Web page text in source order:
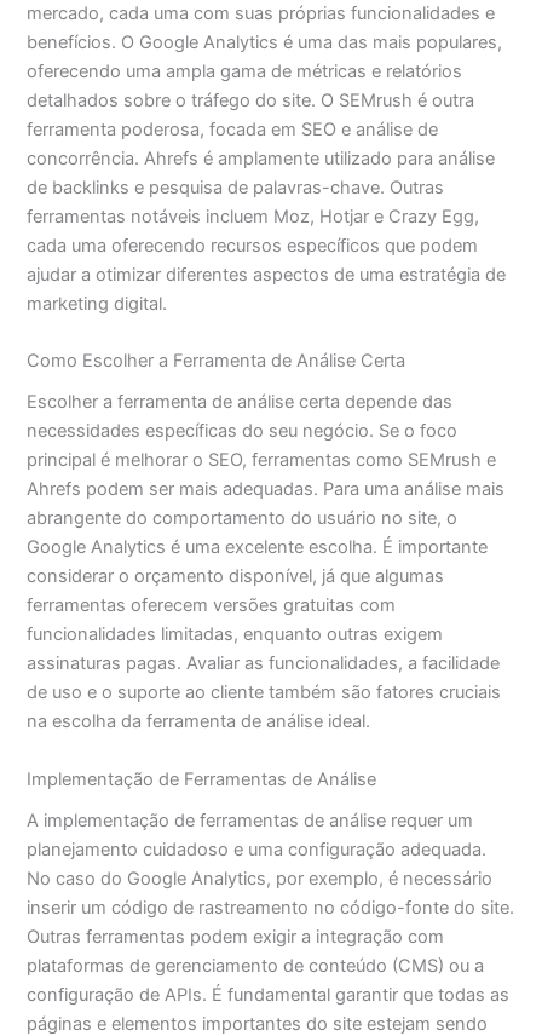
mercado, cada uma com suas próprias funcionalidades e
benefícios. O Google Analytics é uma das mais populares,
oferecendo uma ampla gama de métricas e relatórios
detalhados sobre o tráfego do site. O SEMrush é outra
ferramenta poderosa, focada em SEO e análise de
concorrência. Ahrefs é amplamente utilizado para análise
de backlinks e pesquisa de palavras-chave. Outras
ferramentas notáveis incluem Moz, Hotjar e Crazy Egg,
cada uma oferecendo recursos específicos que podem
ajudar a otimizar diferentes aspectos de uma estratégia de
marketing digital.
Como Escolher a Ferramenta de Análise Certa
Escolher a ferramenta de análise certa depende das
necessidades específicas do seu negócio. Se o foco
principal é melhorar o SEO, ferramentas como SEMrush e
Ahrefs podem ser mais adequadas. Para uma análise mais
abrangente do comportamento do usuário no site, o
Google Analytics é uma excelente escolha. É importante
considerar o orçamento disponível, já que algumas
ferramentas oferecem versões gratuitas com
funcionalidades limitadas, enquanto outras exigem
assinaturas pagas. Avaliar as funcionalidades, a facilidade
de uso e o suporte ao cliente também são fatores cruciais
na escolha da ferramenta de análise ideal.
Implementação de Ferramentas de Análise
A implementação de ferramentas de análise requer um
planejamento cuidadoso e uma configuração adequada.
No caso do Google Analytics, por exemplo, é necessário
inserir um código de rastreamento no código-fonte do site.
Outras ferramentas podem exigir a integração com
plataformas de gerenciamento de conteúdo (CMS) ou a
configuração de APIs. É fundamental garantir que todas as
páginas e elementos importantes do site estejam sendo